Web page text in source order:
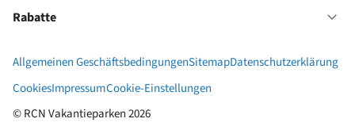
Rabatte
© RCN Vakantieparken 2026
Allgemeinen GeschäftsbedingungenSitemapDatenschutzerklärung
CookiesImpressumCookie-Einstellungen